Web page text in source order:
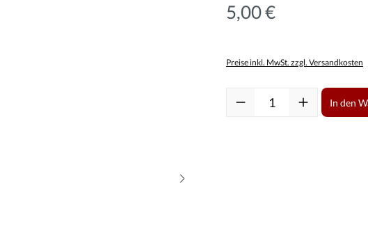
5,00 €
Preise inkl. MwSt. zzgl. Versandkosten
Produkt Anzahl: Gib den
In den